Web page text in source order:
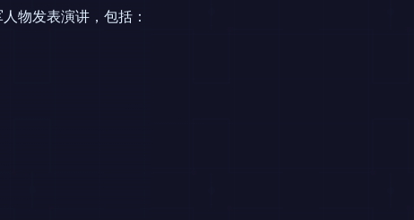
物发表演讲，包括：